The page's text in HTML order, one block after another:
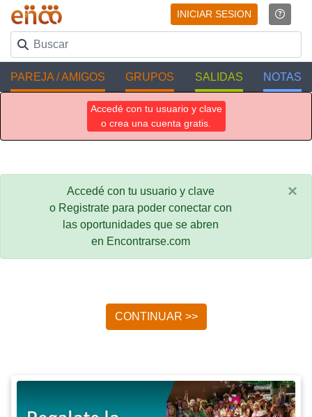
INICIAR SESION
PAREJA / AMIGOS GRUPOS SALIDAS NOTAS
Accedé con tu usuario y clave
o crea una cuenta gratis.
Accedé con tu usuario y clave
o Registrate para poder conectar con
las oportunidades que se abren
en Encontrarse.com
×
CONTINUAR >>